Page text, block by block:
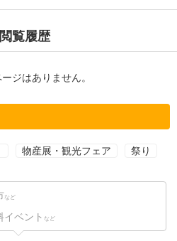
閲覧履歴
ジはありません。
物産展・観光フェア 祭り
など
イベント など